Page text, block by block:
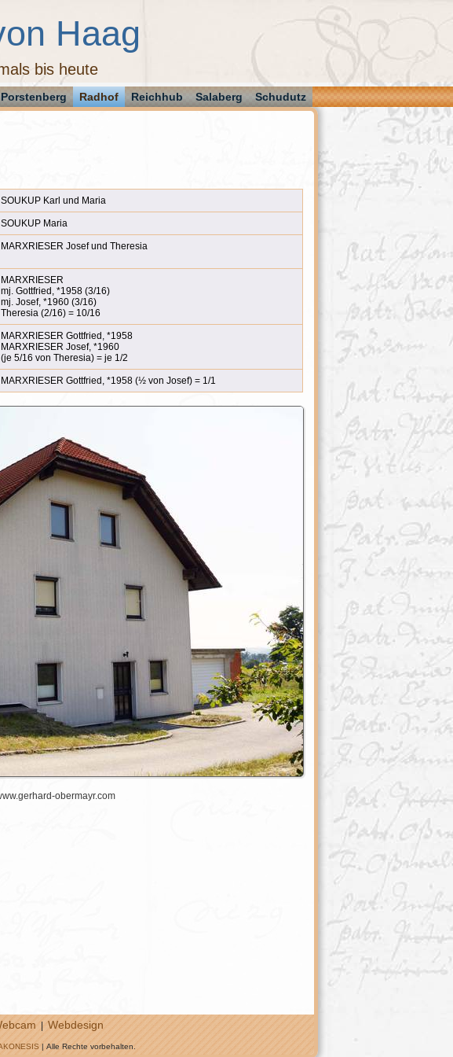
Haag
bis heute
Porstenberg Radhof Reichhub Salaberg Schudutz
SOUKUP Karl und Maria
SOUKUP Maria
MARXRIESER Josef und Theresia
MARXRIESER
mj. Gottfried, *1958 (3/16)
mj. Josef, *1960 (3/16)
Theresia (2/16) = 10/16
MARXRIESER Gottfried, *1958
MARXRIESER Josef, *1960
(je 5/16 von Theresia) = je 1/2
MARXRIESER Gottfried, *1958 (½ von Josef) = 1/1
obermayr.com
|Webdesign
| Alle Rechte vorbehalten.